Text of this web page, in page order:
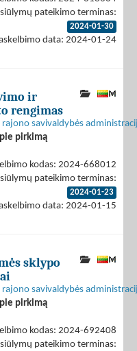
pateikimo terminas:
2024-01-30
data: 2024-01-24
ir
rengimas
rajono savivaldybės
pirkimą
kodas: 2024-668012
pateikimo terminas:
2024-01-23
data: 2024-01-15
sklypo
rajono savivaldybės
pirkimą
kodas: 2024-692408
pateikimo terminas: